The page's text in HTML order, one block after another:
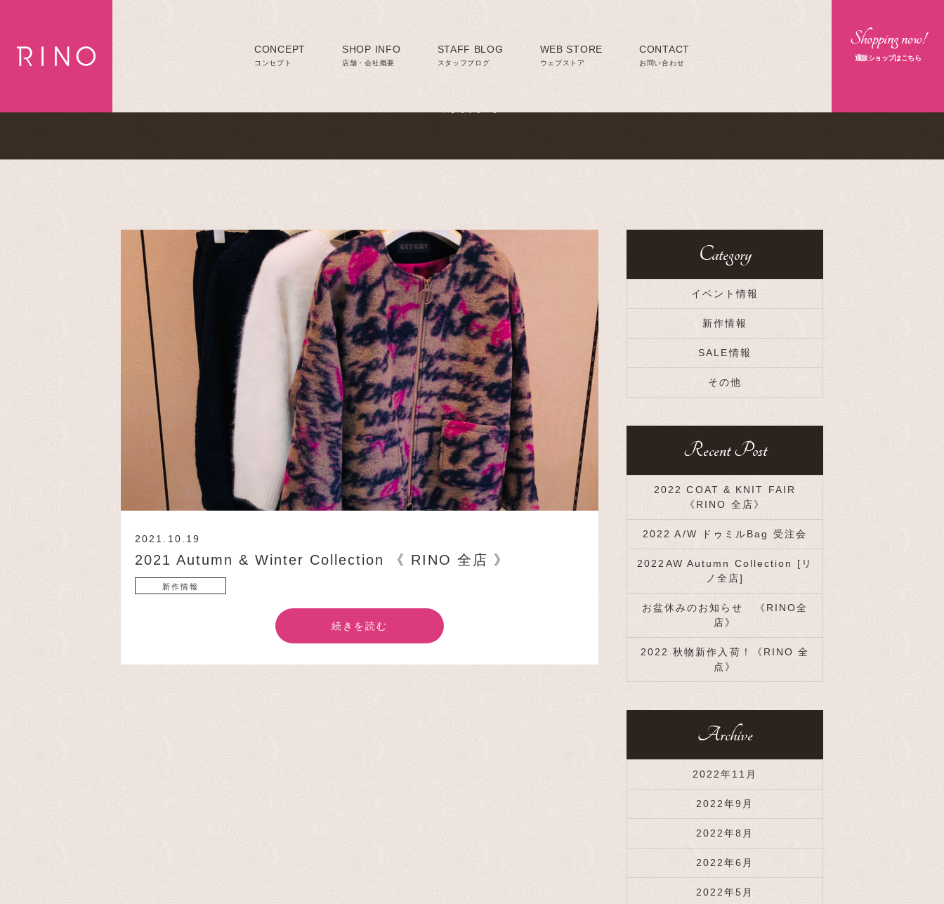
Shopping now!
通販ショップはこちら
CONCEPT
コンセプト
SHOP INFO
店舗・会社概要
STAFF BLOG
スタッフブログ
WEB STORE
ウェブストア
CONTACT
お問い合わせ
Staff blog
2021.10.19
2021 Autumn & Winter Collection 《 RINO 全店 》
新作情報
続きを読む
Category
イベント情報
新作情報
SALE情報
その他
Recent Post
2022 COAT & KNIT FAIR
《RINO 全店》
2022 A/W ドゥミルBag 受注会
2022AW Autumn Collection [リ
ノ全店]
お盆休みのお知らせ 《RINO全
店》
2022 秋物新作入荷！《RINO 全
点》
Archive
2022年11月
2022年9月
2022年8月
2022年6月
2022年5月